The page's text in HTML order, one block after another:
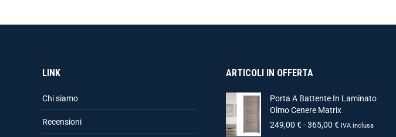
LINK
Chi siamo
Recensioni
ARTICOLI IN OFFERTA
Porta A Battente In Laminato
Olmo Cenere Matrix
249,00 € - 365,00 € IVA inclusa